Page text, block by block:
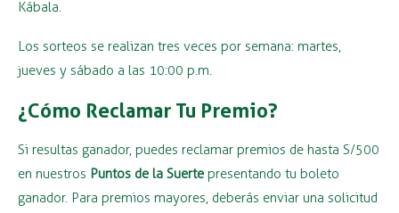
Kábala.
Los sorteos se realizan tres veces por semana: martes,
jueves y sábado a las 10:00 p.m.
¿Cómo Reclamar Tu Premio?
Si resultas ganador, puedes reclamar premios de hasta S/500
en nuestros Puntos de la Suerte presentando tu boleto
ganador. Para premios mayores, deberás enviar una solicitud